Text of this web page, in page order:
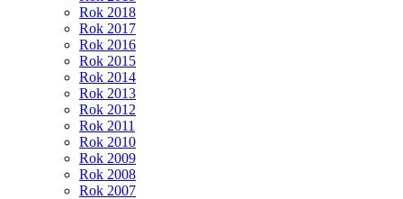
Rok 2018
Rok 2017
Rok 2016
Rok 2015
Rok 2014
Rok 2013
Rok 2012
Rok 2011
Rok 2010
Rok 2009
Rok 2008
Rok 2007